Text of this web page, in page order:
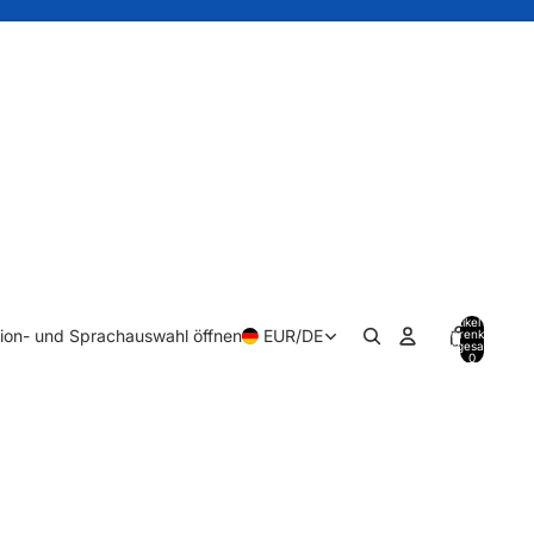
und Sprachauswahl öffnen EUR/DE
Artikel im
Warenkorb
insgesamt:
0